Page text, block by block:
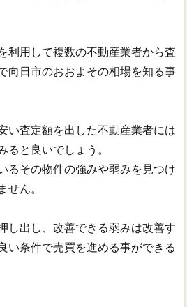
利用して複数の不動産業者から査
向日市のおおよその相場を知る事
い査定額を出した不動産業者には
ると良いでしょう。
るその物件の強みや弱みを見つけ
せん。
し出し、改善できる弱みは改善す
い条件で売買を進める事ができる